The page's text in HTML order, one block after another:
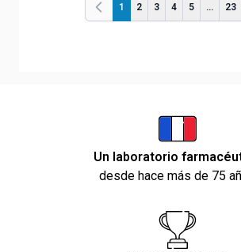
Anterior
1 2 3 4 5 ... 23
Un laboratorio
desde hace más de 75